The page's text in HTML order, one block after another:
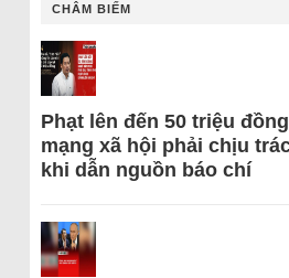
CHÂM BIẾM
Phạt lên đến 50 triệu
mạng xã hội phải chịu
khi dẫn nguồn báo chí